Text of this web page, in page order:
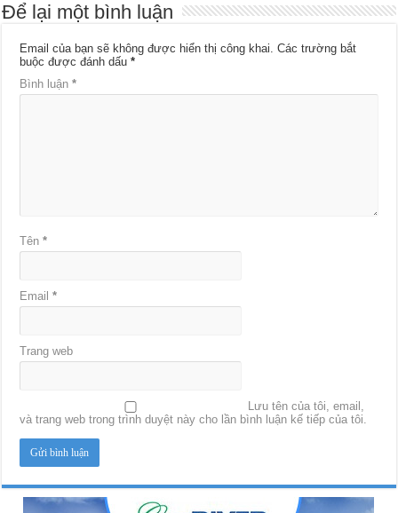
Để lại một bình luận
Email của bạn sẽ không được hiển thị công khai. Các trường bắt
buộc được đánh dấu*
Bình luận*
Tên*
Email*
Trang web
Lưu tên của tôi, email,
và trang web trong trình duyệt này cho lần bình luận kế tiếp của tôi.